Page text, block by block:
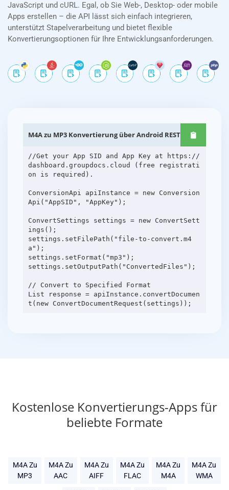
JavaScript und cURL. Egal, ob Sie Web-, Desktop- oder mobile
Apps erstellen – die API lässt sich einfach integrieren,
unterstützt Stapelverarbeitung und bietet flexible
Konvertierungsoptionen für Ihre Entwicklungsanforderungen.
M4A zu MP3 Konvertierung über Android REST-APIs
//Get your App SID and App Key at https://
dashboard.groupdocs.cloud (free registrati
on is required).
ConversionApi apiInstance = new Conversion
Api("AppSID", "AppKey");
ConvertSettings settings = new ConvertSett
ings();
settings.setFilePath("file-to-convert.m4
a");
settings.setFormat("mp3");
settings.setOutputPath("ConvertedFiles");
// Convert to Specified Format
List response = apiInstance.convertDocumen
Kostenlose Konvertierungs-Apps für
beliebte Formate
M4A Zu
MP3
M4A Zu
AAC
M4A Zu
AIFF
M4A Zu
FLAC
M4A Zu
M4A
M4A Zu
WMA